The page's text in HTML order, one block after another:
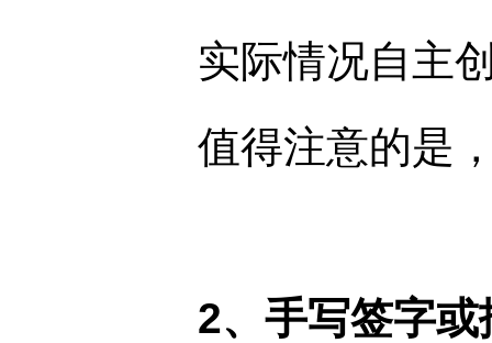
实际情况自主
值得注意的是
2、手写签字或